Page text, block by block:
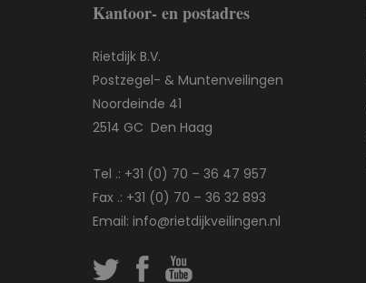
Kantoor- en postadres
Rietdijk B.V.
Postzegel- & Muntenveilingen
Noordeinde 41
2514 GC Den Haag
Tel .: +31 (0) 70 – 36 47 957
Fax .: +31 (0) 70 – 36 32 893
Email: info@rietdijkveilingen.nl